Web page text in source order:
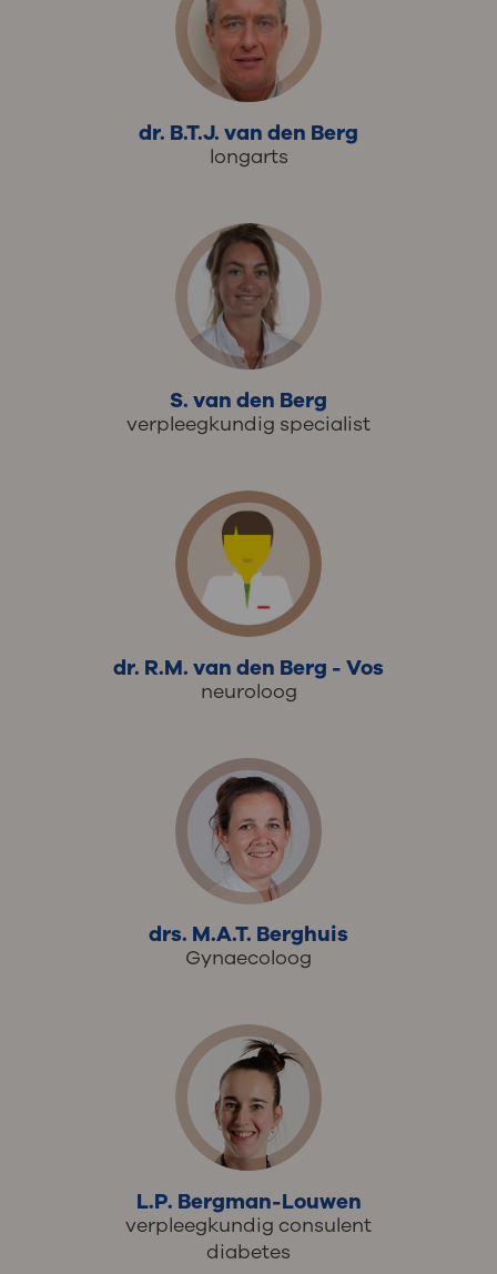
dr. B.T.J. van den Berg
longarts
S. van den Berg
verpleegkundig specialist
dr. R.M. van den Berg - Vos
neuroloog
drs. M.A.T. Berghuis
Gynaecoloog
L.P. Bergman-Louwen
verpleegkundig consulent
diabetes